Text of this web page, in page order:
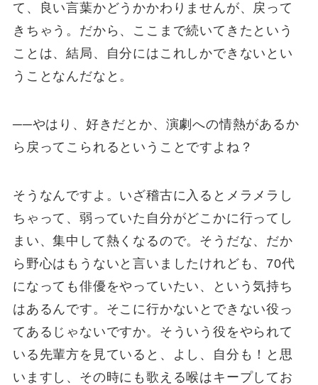
て、良い言葉かどうかかわりませんが、戻って
きちゃう。だから、ここまで続いてきたという
ことは、結局、自分にはこれしかできないとい
うことなんだなと。
──やはり、好きだとか、演劇への情熱があるか
ら戻ってこられるということですよね？
そうなんですよ。いざ稽古に入るとメラメラし
ちゃって、弱っていた自分がどこかに行ってし
まい、集中して熱くなるので。そうだな、だか
ら野心はもうないと言いましたけれども、70代
になっても俳優をやっていたい、という気持ち
はあるんです。そこに行かないとできない役っ
てあるじゃないですか。そういう役をやられて
いる先輩方を見ていると、よし、自分も！と思
いますし、その時にも歌える喉はキープしてお